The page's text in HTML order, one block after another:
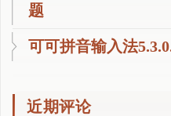
题
可可拼音输入法
近期评论